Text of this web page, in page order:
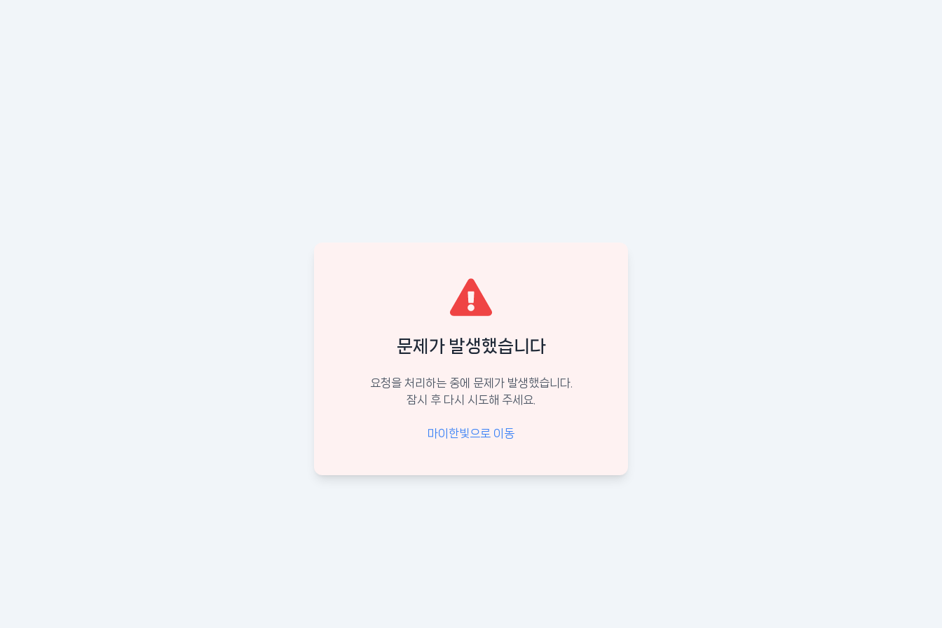
문제가 발생했습니다
요청을 처리하는 중에 문제가 발생했습니다.
잠시 후 다시 시도해 주세요.
마이한빛으로 이동